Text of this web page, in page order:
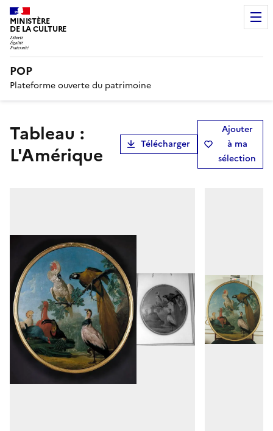
MINISTÈRE
DE LA CULTURE
POP
Plateforme ouverte du patrimoine
tableau :
L'Amérique
Télécharger
Ajouter
à ma
sélection